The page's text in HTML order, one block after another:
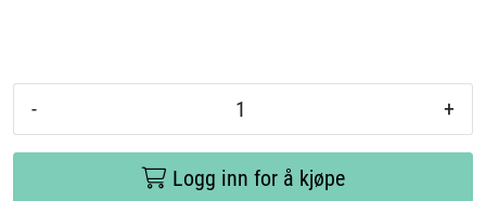
- +
Logg inn for å kjøpe